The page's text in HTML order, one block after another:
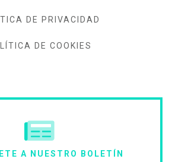
DE PRIVACIDAD
DE COOKIES
A NUESTRO BOLETÍN